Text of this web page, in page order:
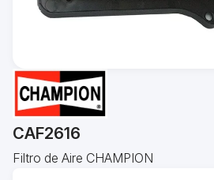
CAF2616
Filtro de Aire CHAMPION